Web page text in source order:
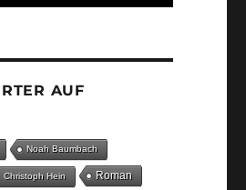
AUF
Noah Baumbach
Christoph Hein Roman